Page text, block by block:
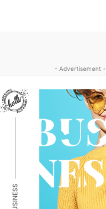
- Advertisement -